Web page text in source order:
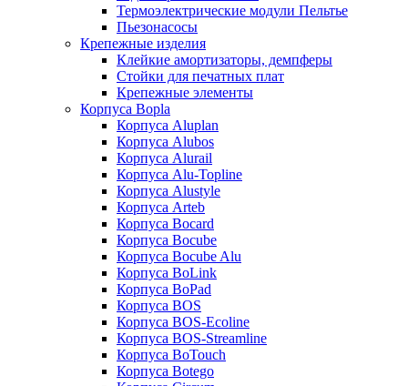
Термоэлектрические модули Пельтье
Пьезонасосы
Крепежные изделия
Клейкие амортизаторы, демпферы
Стойки для печатных плат
Крепежные элементы
Корпуса Bopla
Корпуса Aluplan
Корпуса Alubos
Корпуса Alurail
Корпуса Alu-Topline
Корпуса Alustyle
Корпуса Arteb
Корпуса Bocard
Корпуса Bocube
Корпуса Bocube Alu
Корпуса BoLink
Корпуса BoPad
Корпуса BOS
Корпуса BOS-Ecoline
Корпуса BOS-Streamline
Корпуса BoTouch
Корпуса Botego